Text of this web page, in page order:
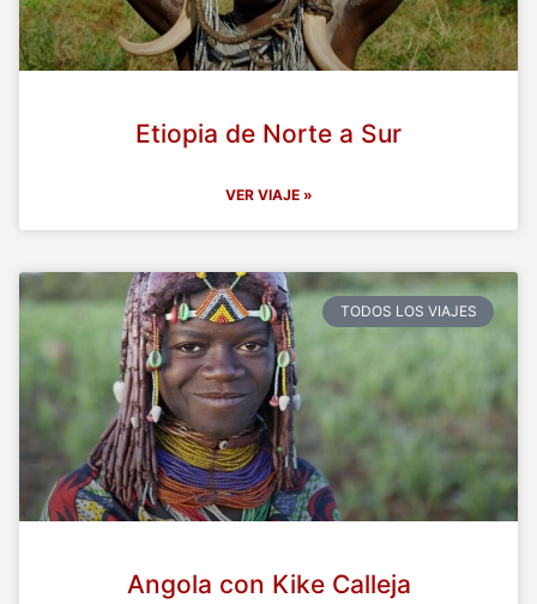
Etiopia de Norte a Sur
VER VIAJE »
TODOS LOS VIAJES
Angola con Kike Calleja